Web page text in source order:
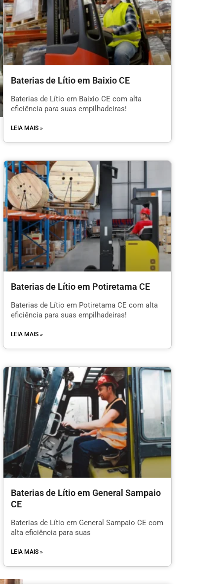
Baterias de Lítio em Baixio CE
Baterias de Lítio em Baixio CE com alta
eficiência para suas empilhadeiras!
LEIA MAIS »
Baterias de Lítio em Potiretama CE
Baterias de Lítio em Potiretama CE com alta
eficiência para suas empilhadeiras!
LEIA MAIS »
Baterias de Lítio em General Sampaio
CE
Baterias de Lítio em General Sampaio CE com
alta eficiência para suas
LEIA MAIS »